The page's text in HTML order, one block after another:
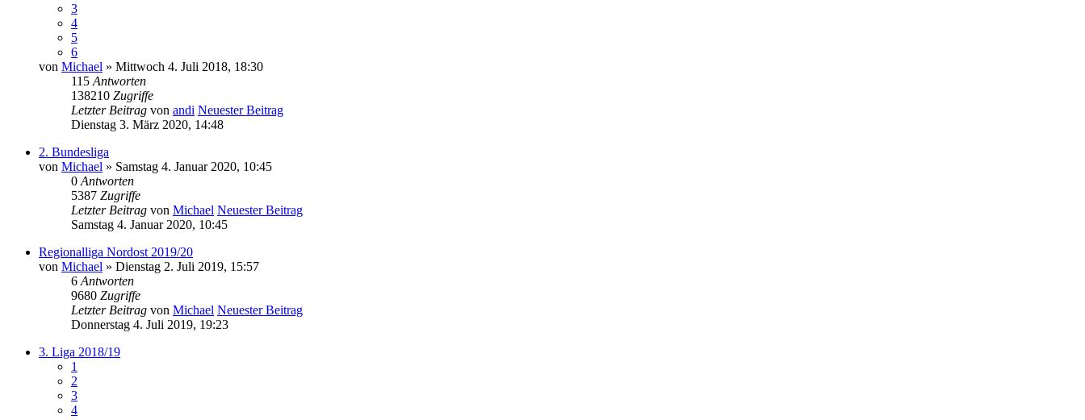
3
4
5
6
von Michael » Mittwoch 4. Juli 2018, 18:30
115 Antworten
138210 Zugriffe
Letzter Beitrag von andi Neuester Beitrag
Dienstag 3. März 2020, 14:48
2. Bundesliga
von Michael » Samstag 4. Januar 2020, 10:45
0 Antworten
5387 Zugriffe
Letzter Beitrag von Michael Neuester Beitrag
Samstag 4. Januar 2020, 10:45
Regionalliga Nordost 2019/20
von Michael » Dienstag 2. Juli 2019, 15:57
6 Antworten
9680 Zugriffe
Letzter Beitrag von Michael Neuester Beitrag
Donnerstag 4. Juli 2019, 19:23
3. Liga 2018/19
1
2
3
4